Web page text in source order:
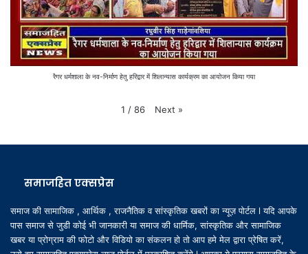
रैगर धर्मशाला के नव-निर्माण हेतु हरिद्वार में शिलान्यास कार्यक्रम का आयोजन किया गया
1 / 86 Next »
समाजहित एक्सप्रेस
समाज की सामाजिक , आर्थिक , राजनैतिक व सांस्कृतिक खबरों का न्यूज़ पोर्टल l यदि आपके
पास समाज से जुडी कोई भी जानकारी या समाज की धार्मिक, सांस्कृतिक और सामाजिक
खबर या प्रोग्राम की फोटो और विडियो का संकलन हो तो आप हमे मेल द्वारा प्रेषित करें,